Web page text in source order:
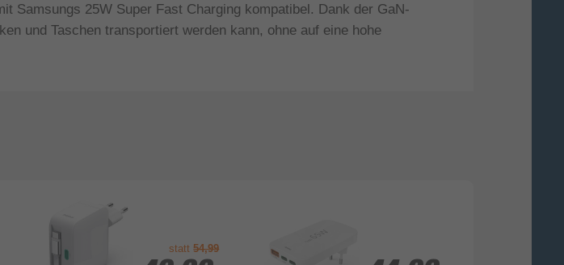
Samsungs 25W Super Fast Charging kompatibel. Dank der GaN-
und Taschen transportiert werden kann, ohne auf eine hohe
statt54,99